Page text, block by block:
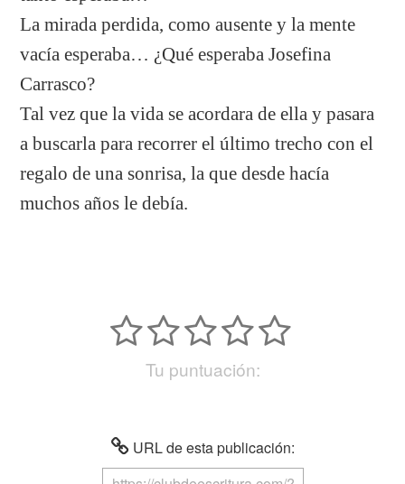
La mirada perdida, como ausente y la mente
vacía esperaba… ¿Qué esperaba Josefina
Carrasco?
Tal vez que la vida se acordara de ella y pasara
a buscarla para recorrer el último trecho con el
regalo de una sonrisa, la que desde hacía
muchos años le debía.
Tu puntuación:
URL de esta publicación: